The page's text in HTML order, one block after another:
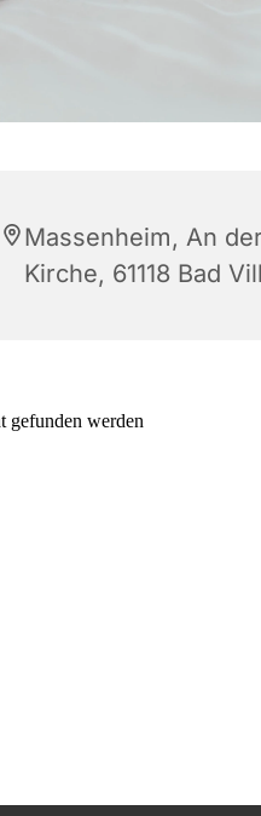
Massenheim, An
Kirche, 61118 Bad